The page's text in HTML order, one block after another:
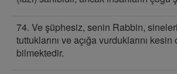
74. Ve şüphesiz, senin Rabbin,
tuttuklarını ve açığa vurduklarını
bilmektedir.